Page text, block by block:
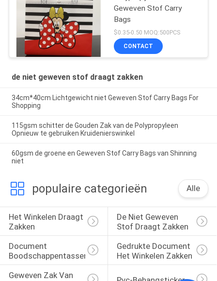
Geweven Stof Carry
Bags
$0.35-0.50 MOQ:500PCS
CONTACT
de niet geweven stof draagt zakken
34cm*40cm Lichtgewicht niet Geweven Stof Carry Bags For
Shopping
115gsm schitter de Gouden Zak van de Polypropyleen
Opnieuw te gebruiken Kruidenierswinkel
60gsm de groene en Geweven Stof Carry Bags van Shinning
niet
populaire categorieën Alle
Het Winkelen Draagt
Zakken
De Niet Geweven
Stof Draagt Zakken
Document
Boodschappentassen
Gedrukte Document
Het Winkelen Zakken
Geweven Zak Van